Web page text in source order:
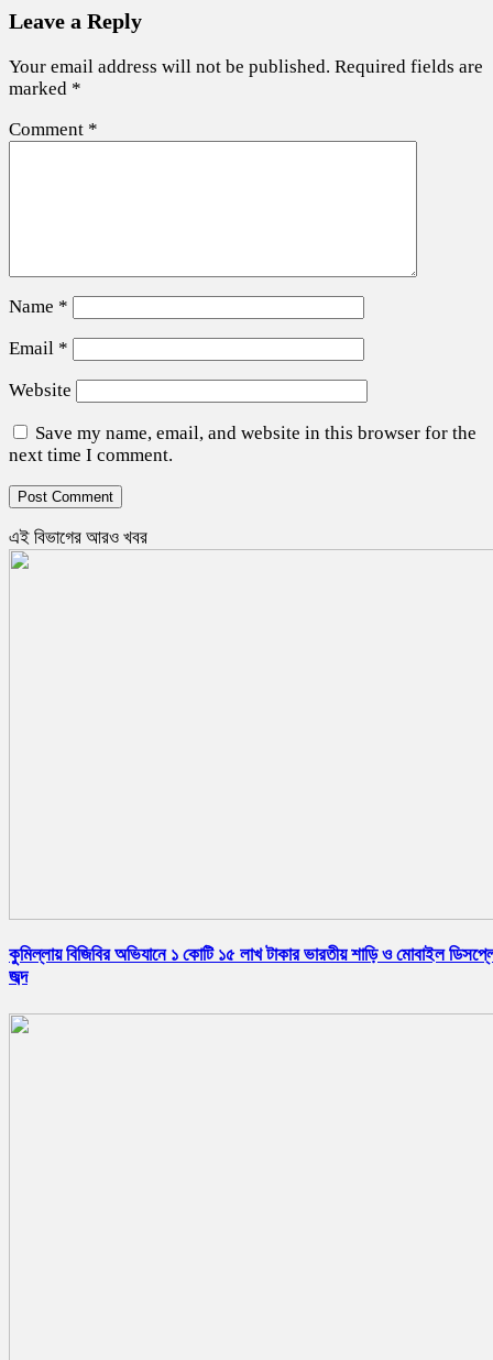
Leave a Reply
Your email address will not be published. Required fields are
marked *
Comment *
Name *
Email *
Website
Save my name, email, and website in this browser for the
next time I comment.
এই বিভাগের আরও খবর
কুমিল্লায় বিজিবির অভিযানে ১ কোটি ১৫ লাখ টাকার ভারতীয় শাড়ি ও মোবাইল
জব্দ